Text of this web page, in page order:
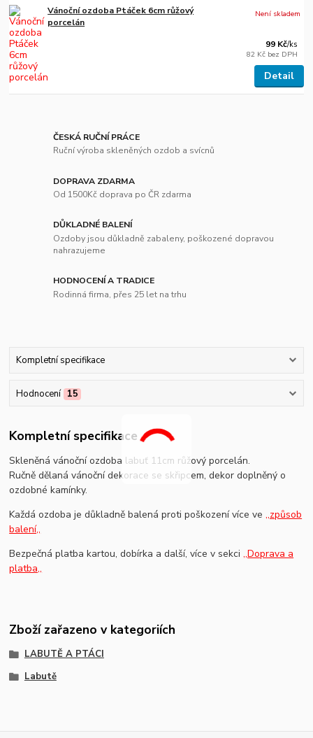
Vánoční ozdoba Ptáček 6cm růžový
porcelán
99 Kč/ks
82 Kč bez DPH
Není skladem
Detail
ČESKÁ RUČNÍ PRÁCE
Ruční výroba skleněných ozdob a svícnů
DOPRAVA ZDARMA
Od 1500Kč doprava po ČR zdarma
DŮKLADNÉ BALENÍ
Ozdoby jsou důkladně zabaleny, poškozené dopravou
nahrazujeme
HODNOCENÍ A TRADICE
Rodinná firma, přes 25 let na trhu
Kompletní specifikace
Hodnocení 15
Kompletní specifikace
Skleněná vánoční ozdoba labuť 11cm růžový porcelán.
Ručně dělaná vánoční dekorace se skřipcem, dekor doplněný o
ozdobné kamínky.
Každá ozdoba je důkladně balená proti poškození více ve,,způsob
balení,,
Bezpečná platba kartou, dobírka a další, více v sekci,,Doprava a
platba,,
Zboží zařazeno v kategoriích
LABUTĚ A PTÁCI
Labutě